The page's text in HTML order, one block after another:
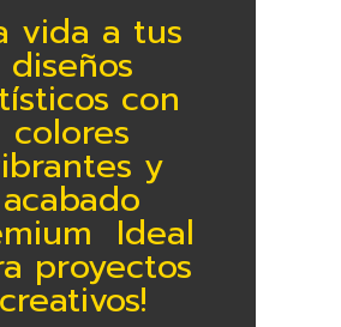
vida a tus
diseños
con
colores
y
acabado
 Ideal
proyectos
creativos!